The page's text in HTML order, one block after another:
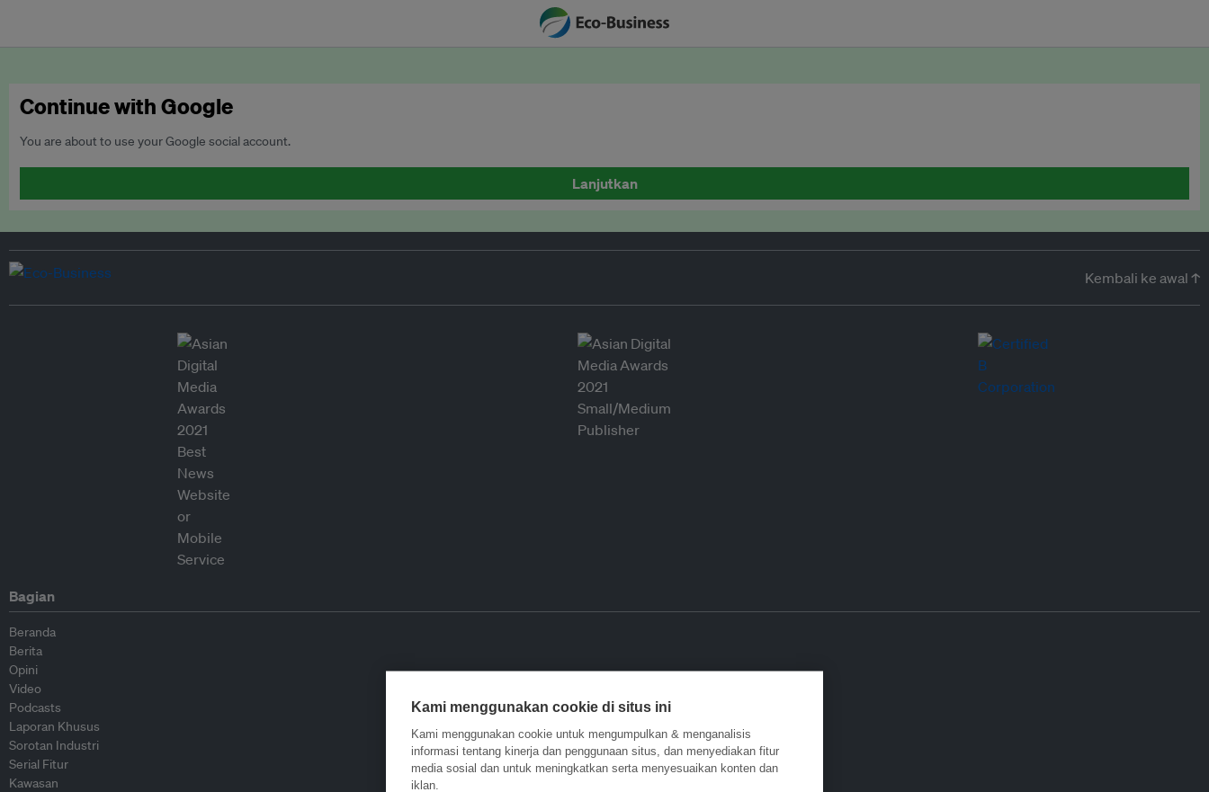
Continue with Google
You are about to use your Google social account.
Lanjutkan
Kembali ke awal ↑
Bagian
Beranda
Berita
Opini
Video
Podcasts
Laporan Khusus
Sorotan Industri
Serial Fitur
Kawasan
Kami menggunakan cookie di situs ini
Kami menggunakan cookie untuk mengumpulkan & menganalisis
informasi tentang kinerja dan penggunaan situs, dan menyediakan fitur
media sosial dan untuk meningkatkan serta menyesuaikan konten dan
iklan.